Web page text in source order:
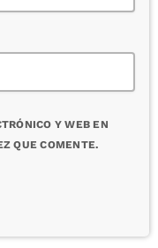
Y WEB EN
QUE COMENTE.